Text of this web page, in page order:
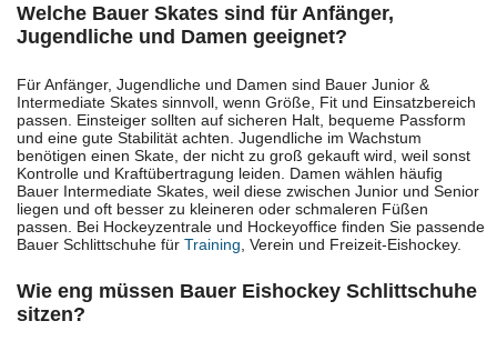
Welche Bauer Skates sind für Anfänger,
Jugendliche und Damen geeignet?
Für Anfänger, Jugendliche und Damen sind Bauer Junior &
Intermediate Skates sinnvoll, wenn Größe, Fit und Einsatzbereich
passen. Einsteiger sollten auf sicheren Halt, bequeme Passform
und eine gute Stabilität achten. Jugendliche im Wachstum
benötigen einen Skate, der nicht zu groß gekauft wird, weil sonst
Kontrolle und Kraftübertragung leiden. Damen wählen häufig
Bauer Intermediate Skates, weil diese zwischen Junior und Senior
liegen und oft besser zu kleineren oder schmaleren Füßen
passen. Bei Hockeyzentrale und Hockeyoffice finden Sie passende
Bauer Schlittschuhe für Training , Verein und Freizeit-Eishockey.
Wie eng müssen Bauer Eishockey Schlittschuhe
sitzen?